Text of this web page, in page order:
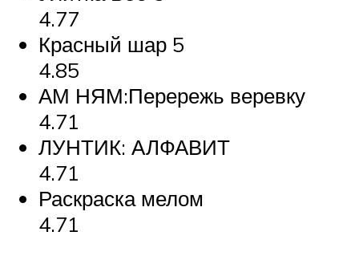
4.77
Красный шар 5
4.85
АМ НЯМ:Перережь веревку
4.71
ЛУНТИК: АЛФАВИТ
4.71
Раскраска мелом
4.71